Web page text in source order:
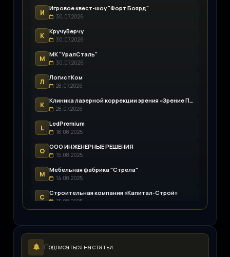
И
Игровое квест-шоу "Форт Боярд"
30.07.2026
К
КручуВерчу
30.07.2026
М
МК "УралСталь"
30.07.2026
Л
ЛогистКом
28.07.2026
К
Клиника лазерной коррекции зрения «Зрение Пенза»
28.07.2026
L
LedPremium
18.08.2025
О
ООО ИНЖЕНЕРНЫЕ РЕШЕНИЯ
15.08.2025
М
Мебельная фабрика "Стрела"
14.08.2025
С
Строительная компания «Капитал-Строй»
13.08.2025
L 12.08.2025
Подписаться на статьи